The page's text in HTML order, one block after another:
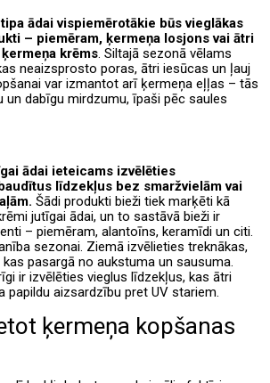
ādai vispiemērotākie būs vieglākas
– piemēram, ķermeņa losjons vai ātri
krēms . Siltajā sezonā vēlams
neaizsprosto poras, ātri iesūcas un ļauj
var izmantot arī ķermeņa eļļas – tās
un dabīgu mirdzumu, īpaši pēc saules
ādai ieteicams izvēlēties
līdzekļus bez smaržvielām vai
Šādi produkti bieži tiek marķēti kā
jutīgai ādai, un to sastāvā bieži ir
– piemēram, alantoīns, keramīdi un citi.
sezonai. Ziemā izvēlieties treknākas,
pasargā no aukstuma un sausuma.
ir izvēlēties vieglus līdzekļus, kas ātri
papildu aizsardzību pret UV stariem.
ķermeņa kopšanas